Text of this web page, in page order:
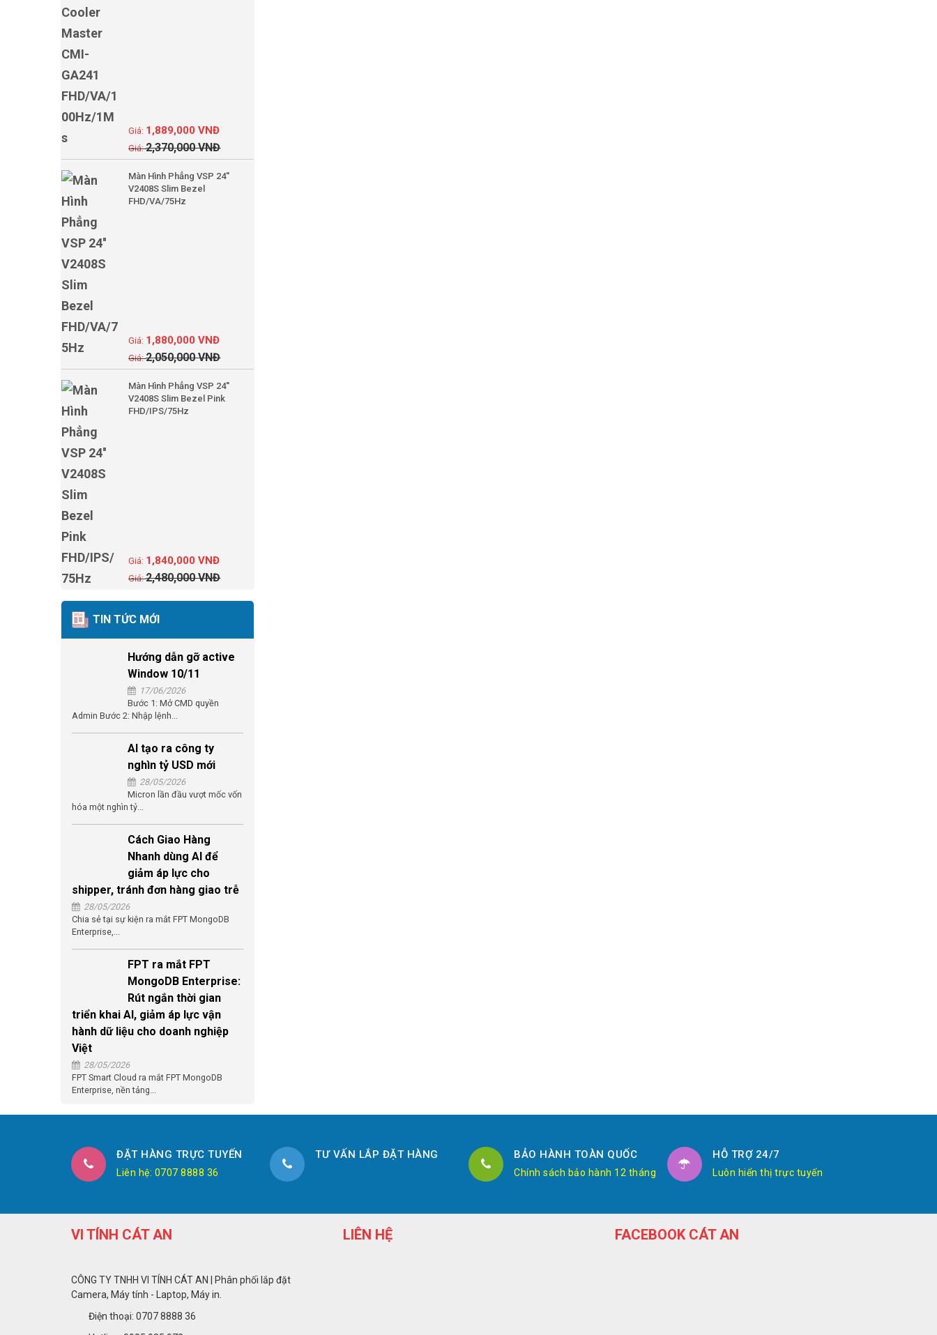
2,370,000VNĐ
1,889,000VNĐ
Màn Hình Phẳng VSP 24''
V2408S Slim Bezel
FHD/VA/75Hz
2,050,000VNĐ
1,880,000VNĐ
Màn Hình Phẳng VSP 24''
V2408S Slim Bezel Pink
FHD/IPS/75Hz
2,480,000VNĐ
1,840,000VNĐ
TIN TỨC MỚI
Hướng dẫn gỡ active
Window 10/11
17/06/2026
Bước 1: Mở CMD quyền
Admin Bước 2: Nhập lệnh...
AI tạo ra công ty
nghìn tỷ USD mới
28/05/2026
Micron lần đầu vượt mốc vốn
hóa một nghìn tỷ...
Cách Giao Hàng
Nhanh dùng AI để
giảm áp lực cho
shipper, tránh đơn hàng giao trễ
28/05/2026
Chia sẻ tại sự kiện ra mắt FPT MongoDB
Enterprise,...
FPT ra mắt FPT
MongoDB Enterprise:
Rút ngắn thời gian
triển khai AI, giảm áp lực vận
hành dữ liệu cho doanh nghiệp
Việt
28/05/2026
FPT Smart Cloud ra mắt FPT MongoDB
Enterprise, nền tảng...
ĐẶT HÀNG TRỰC TUYẾN
Liên hệ: 0707 8888 36
TƯ VẤN LẮP ĐẶT HÀNG BẢO HÀNH TOÀN QUỐC
Chính sách bảo hành 12 tháng
HỖ TRỢ 24/7
Luôn hiển thị trực tuyến
VI TÍNH CÁT AN
CÔNG TY TNHH VI TÍNH CÁT AN | Phân phối lắp đặt
Camera, Máy tính - Laptop, Máy in.
Điện thoại: 0707 8888 36
LIÊN HỆ FACEBOOK CÁT AN